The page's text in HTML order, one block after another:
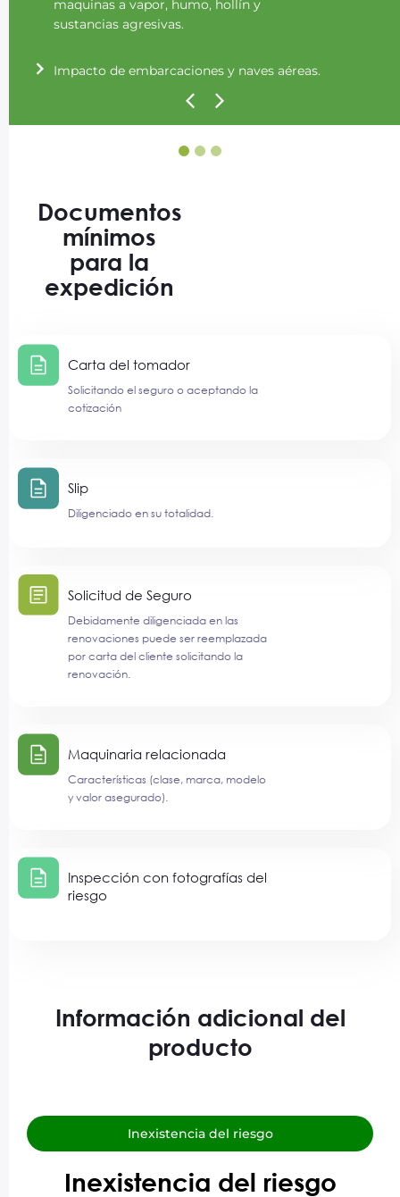
maquinas a vapor, humo, hollín y
sustancias agresivas.
Impacto de embarcaciones y naves aéreas.
Documentos
mínimos
para la
expedición
Carta del tomador
Solicitando el seguro o aceptando la
cotización
Slip
Diligenciado en su totalidad.
Solicitud de Seguro
Debidamente diligenciada en las
renovaciones puede ser reemplazada
por carta del cliente solicitando la
renovación.
Maquinaria relacionada
Características (clase, marca, modelo
y valor asegurado).
Inspección con fotografías del
riesgo
Información adicional del
producto
Inexistencia del riesgo
Inexistencia del riesgo